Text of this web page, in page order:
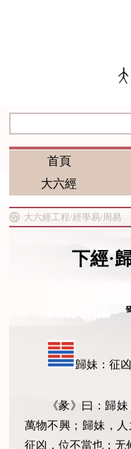
首頁
大六經
大六經工程/經學易/ 周易
下經·
歸妹：征
《彖》曰：歸
萬物不興；歸妹，
征凶，位不當也；无